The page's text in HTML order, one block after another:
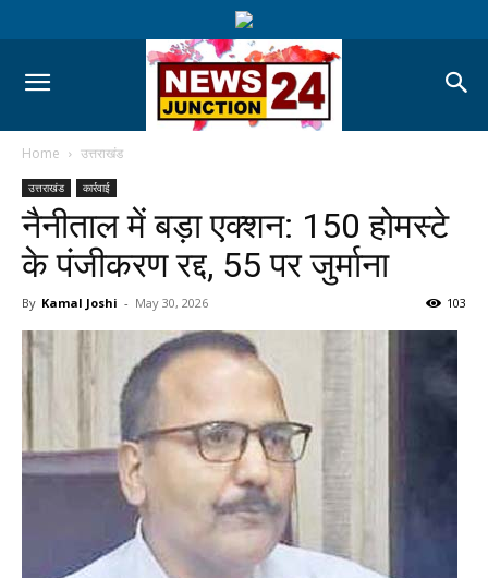
Home उत्तराखंड
उत्तराखंड कार्रवाई
नैनीताल में बड़ा एक्शन: 150 होमस्टे
के पंजीकरण रद्द, 55 पर जुर्माना
By Kamal Joshi - May 30, 2026 103